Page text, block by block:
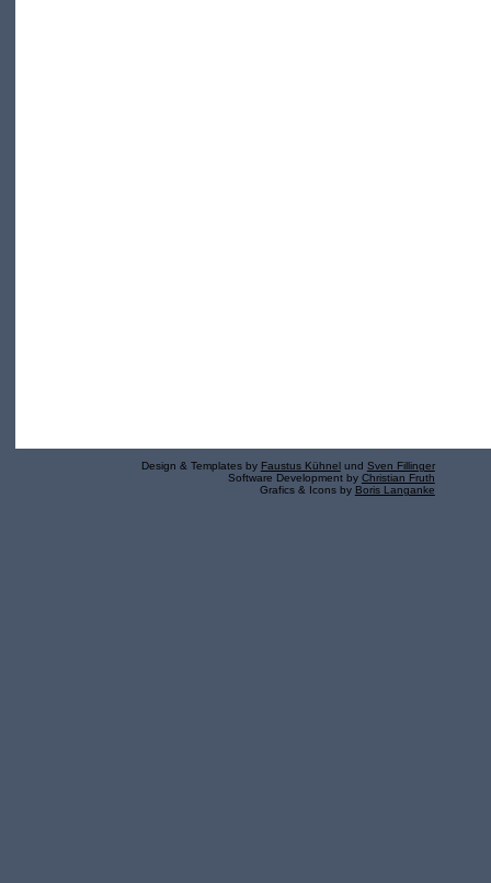
Design & Templates by Faustus Kühnel und Sven Fillinger
Software Development by Christian Fruth
Grafics & Icons by Boris Langanke